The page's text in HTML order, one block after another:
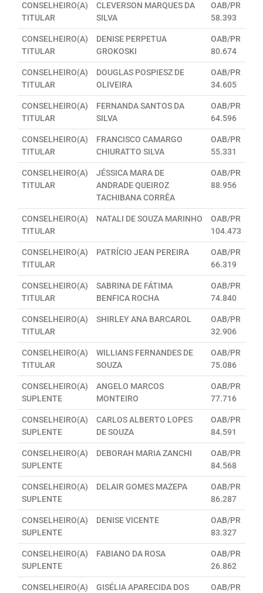
CONSELHEIRO(A)
TITULAR
CLEVERSON MARQUES DA
SILVA
OAB/PR
58.393
CONSELHEIRO(A)
TITULAR
DENISE PERPETUA
GROKOSKI
OAB/PR
80.674
CONSELHEIRO(A)
TITULAR
DOUGLAS POSPIESZ DE
OLIVEIRA
OAB/PR
34.605
CONSELHEIRO(A)
TITULAR
FERNANDA SANTOS DA
SILVA
OAB/PR
64.596
CONSELHEIRO(A)
TITULAR
FRANCISCO CAMARGO
CHIURATTO SILVA
OAB/PR
55.331
CONSELHEIRO(A)
TITULAR
JÉSSICA MARA DE
ANDRADE QUEIROZ
TACHIBANA CORRÊA
OAB/PR
88.956
CONSELHEIRO(A)
TITULAR
NATALI DE SOUZA MARINHO
OAB/PR
104.473
CONSELHEIRO(A)
TITULAR
PATRÍCIO JEAN PEREIRA
OAB/PR
66.319
CONSELHEIRO(A)
TITULAR
SABRINA DE FÁTIMA
BENFICA ROCHA
OAB/PR
74.840
CONSELHEIRO(A)
TITULAR
SHIRLEY ANA BARCAROL
OAB/PR
32.906
CONSELHEIRO(A)
TITULAR
WILLIANS FERNANDES DE
SOUZA
OAB/PR
75.086
CONSELHEIRO(A)
SUPLENTE
ANGELO MARCOS
MONTEIRO
OAB/PR
77.716
CONSELHEIRO(A)
SUPLENTE
CARLOS ALBERTO LOPES
DE SOUZA
OAB/PR
84.591
CONSELHEIRO(A)
SUPLENTE
DEBORAH MARIA ZANCHI
OAB/PR
84.568
CONSELHEIRO(A)
SUPLENTE
DELAIR GOMES MAZEPA
OAB/PR
86.287
CONSELHEIRO(A)
SUPLENTE
DENISE VICENTE
OAB/PR
83.327
CONSELHEIRO(A)
SUPLENTE
FABIANO DA ROSA
OAB/PR
26.862
CONSELHEIRO(A)
GISÉLIA APARECIDA DOS
OAB/PR